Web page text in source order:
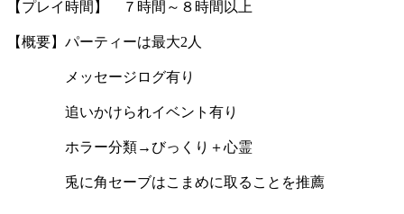
【プレイ時間】 ７時間～８時間以上
【概要】パーティーは最大2人
メッセージログ有り
追いかけられイベント有り
ホラー分類→びっくり＋心霊
兎に角セーブはこまめに取ることを推薦